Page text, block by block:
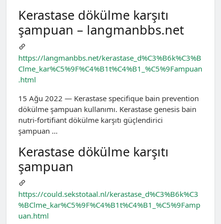
Kerastase dökülme karşıtı
şampuan – langmanbbs.net
https://langmanbbs.net/kerastase_d%C3%B6k%C3%B
Clme_kar%C5%9F%C4%B1t%C4%B1_%C5%9Fampuan
.html
15 Ağu 2022 — Kerastase specifique bain prevention
dökülme şampuan kullanımı. Kerastase genesis bain
nutri-fortifiant dökülme karşıtı güçlendirici
şampuan …
Kerastase dökülme karşıtı
şampuan
https://could.sekstotaal.nl/kerastase_d%C3%B6k%C3
%BClme_kar%C5%9F%C4%B1t%C4%B1_%C5%9Famp
uan.html